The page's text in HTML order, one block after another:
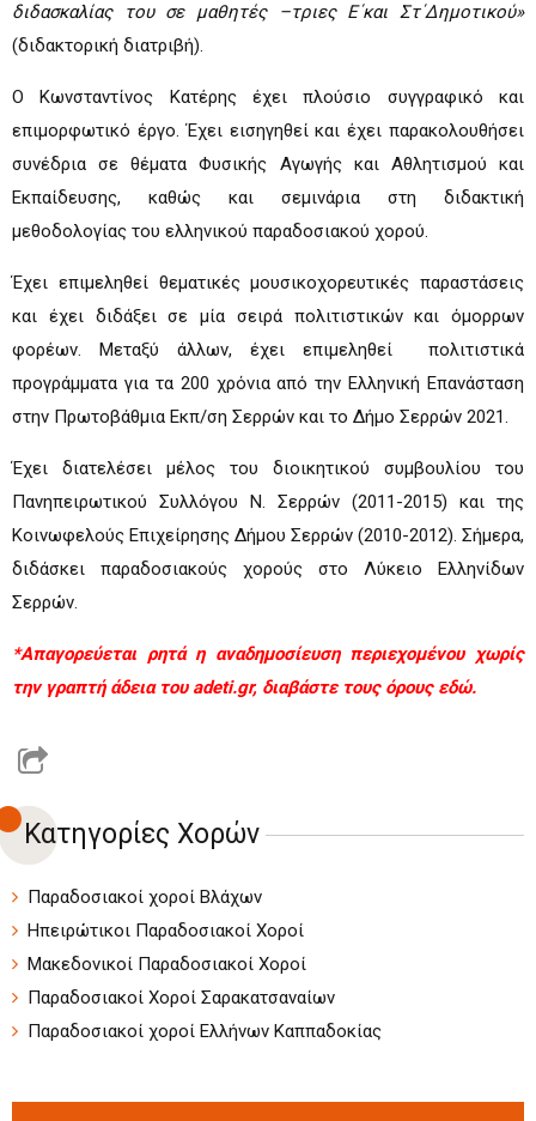
διδασκαλίας του σε μαθητές –τριες Ε΄και Στ΄Δημοτικού»
(διδακτορική διατριβή).
Ο Κωνσταντίνος Κατέρης έχει πλούσιο συγγραφικό και
επιμορφωτικό έργο. Έχει εισηγηθεί και έχει παρακολουθήσει
συνέδρια σε θέματα Φυσικής Αγωγής και Αθλητισμού και
Εκπαίδευσης, καθώς και σεμινάρια στη διδακτική
μεθοδολογίας του ελληνικού παραδοσιακού χορού.
Έχει επιμεληθεί θεματικές μουσικοχορευτικές παραστάσεις
και έχει διδάξει σε μία σειρά πολιτιστικών και όμορρων
φορέων. Μεταξύ άλλων, έχει επιμεληθεί πολιτιστικά
προγράμματα για τα 200 χρόνια από την Ελληνική Επανάσταση
στην Πρωτοβάθμια Εκπ/ση Σερρών και το Δήμο Σερρών 2021.
Έχει διατελέσει μέλος του διοικητικού συμβουλίου του
Πανηπειρωτικού Συλλόγου Ν. Σερρών (2011-2015) και της
Κοινωφελούς Επιχείρησης Δήμου Σερρών (2010-2012). Σήμερα,
διδάσκει παραδοσιακούς χορούς στο Λύκειο Ελληνίδων
Σερρών.
*Απαγορεύεται ρητά η αναδημοσίευση περιεχομένου χωρίς
την γραπτή άδεια του adeti.gr, διαβάστε τους όρους εδώ.
Κατηγορίες Χορών
Παραδοσιακοί χοροί Βλάχων
Ηπειρώτικοι Παραδοσιακοί Χοροί
Μακεδονικοί Παραδοσιακοί Χοροί
Παραδοσιακοί Χοροί Σαρακατσαναίων
Παραδοσιακοί χοροί Ελλήνων Καππαδοκίας